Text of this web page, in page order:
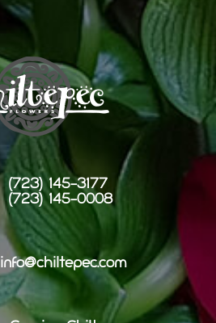
(723) 145-3177
(723) 145-0008
info@chiltepec.com